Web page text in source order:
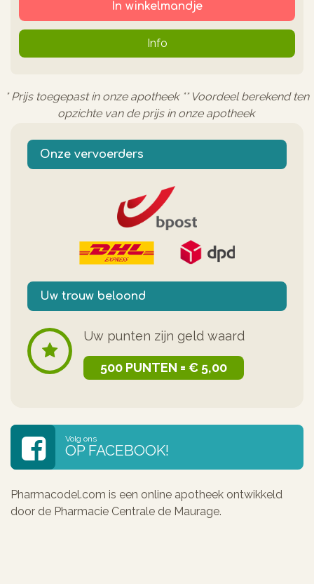
In winkelmandje
Info
* Prijs toegepast in onze apotheek ** Voordeel berekend ten
opzichte van de prijs in onze apotheek
Onze vervoerders
Uw trouw beloond
Uw punten zijn geld waard
500 PUNTEN = € 5,00
Volg ons
OP FACEBOOK!
Pharmacodel.com is een online apotheek ontwikkeld
door de Pharmacie Centrale de Maurage.